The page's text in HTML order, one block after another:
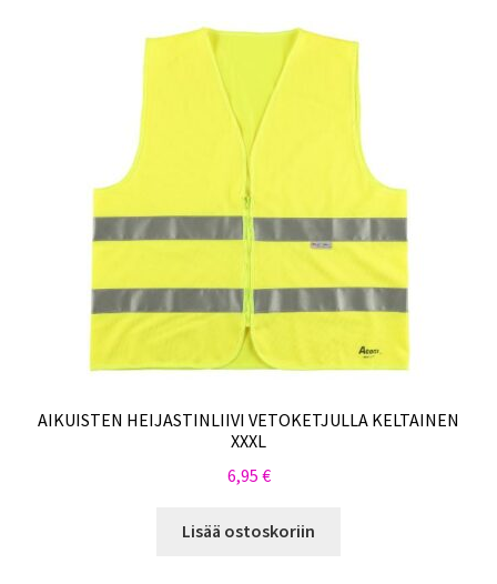
AIKUISTEN HEIJASTINLIIVI VETOKETJULLA KELTAINEN
XXXL
6,95 €
Lisää ostoskoriin